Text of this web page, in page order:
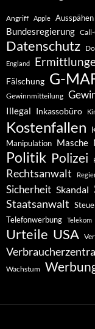
Angriff Apple Ausspähen
Bundesregierung
Datenschutz
England
Fälschung G-
Gewinnmitteilung
Illegal Inkassobüro
Kostenfallen
Manipulation Masche
Politik Polizei
Rechtsanwalt
Sicherheit Skandal
Staatsanwalt
Telefonwerbung Telekom
Urteile USA
Wachstum